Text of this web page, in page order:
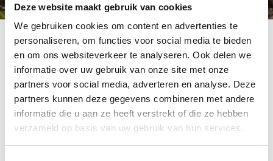
Deze website maakt gebruik van cookies
We gebruiken cookies om content en advertenties te
personaliseren, om functies voor social media te bieden
en om ons websiteverkeer te analyseren. Ook delen we
informatie over uw gebruik van onze site met onze
partners voor social media, adverteren en analyse. Deze
partners kunnen deze gegevens combineren met andere
informatie die u aan ze heeft verstrekt of die ze hebben
verzameld op basis van uw gebruik van hun services.
Lindenhoff